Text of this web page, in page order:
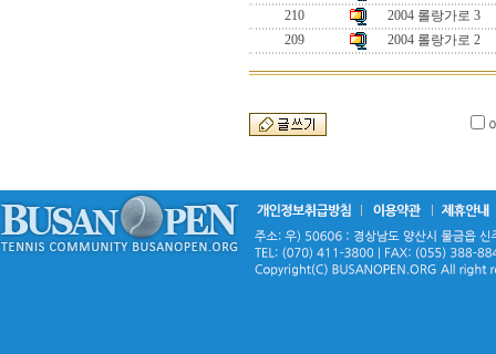
210
2004 롤랑가로 3
209
2004 롤랑가로 2